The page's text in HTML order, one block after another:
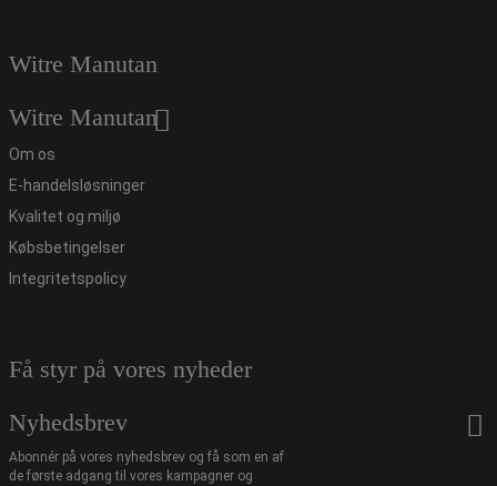
Witre Manutan
Witre Manutan
Om os
E-handelsløsninger
Kvalitet og miljø
Købsbetingelser
Integritetspolicy
Få styr på vores nyheder
Nyhedsbrev
Abonnér på vores nyhedsbrev og få som en af
de første adgang til vores kampagner og